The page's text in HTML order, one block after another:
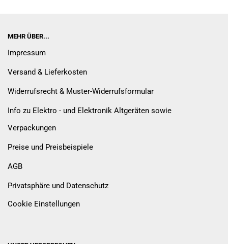
MEHR ÜBER...
Impressum
Versand & Lieferkosten
Widerrufsrecht & Muster-Widerrufsformular
Info zu Elektro - und Elektronik Altgeräten sowie
Verpackungen
Preise und Preisbeispiele
AGB
Privatsphäre und Datenschutz
Cookie Einstellungen